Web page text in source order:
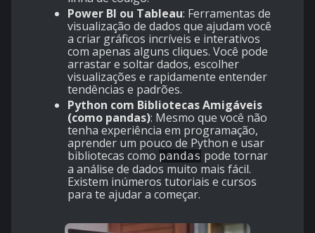
Power BI ou Tableau: Ferramentas de
visualização de dados que ajudam você
a criar gráficos incríveis e interativos
com apenas alguns cliques. Você pode
arrastar e soltar dados, escolher
visualizações e rapidamente entender
tendências e padrões.
Python com Bibliotecas Amigáveis
(como pandas): Mesmo que você não
tenha experiência em programação,
aprender um pouco de Python e usar
bibliotecas como pandas pode tornar
a análise de dados muito mais fácil.
Existem inúmeros tutoriais e cursos
para te ajudar a começar.